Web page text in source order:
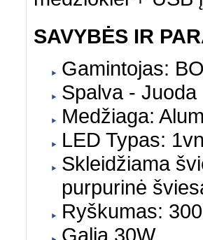
SAVYBĖS IR
Gamintojas:
Spalva - Juoda
Medžiaga:
LED Typas:
Skleidžiama
purpurinė
Ryškumas:
Galia 30W